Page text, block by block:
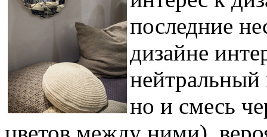
последние
дизайне
нейтральный
но и смесь